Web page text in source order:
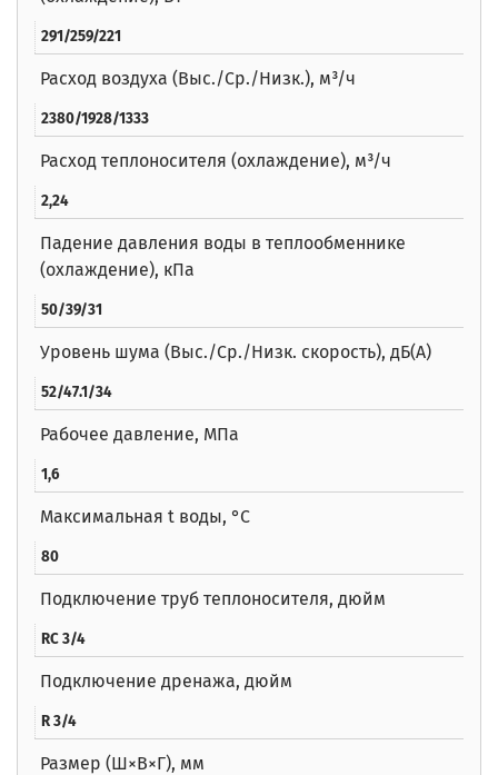
291/259/221
Расход воздуха (Выс./Ср./Низк.), м³/ч
2380/1928/1333
Расход теплоносителя (охлаждение), м³/ч
2,24
Падение давления воды в теплообменнике
(охлаждение), кПа
50/39/31
Уровень шума (Выс./Ср./Низк. скорость), дБ(А)
52/47.1/34
Рабочее давление, МПа
1,6
Максимальная t воды, °C
80
Подключение труб теплоносителя, дюйм
RC 3/4
Подключение дренажа, дюйм
R 3/4
Размер (Ш×В×Г), мм